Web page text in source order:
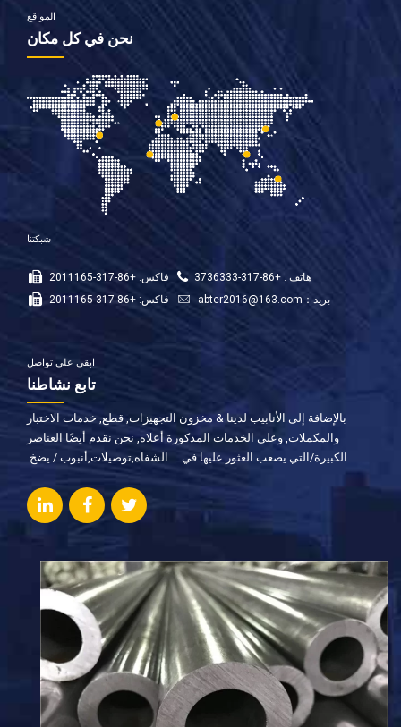
المواقع
نحن في كل مكان
شبكتنا
هاتف : +86-317-3736333
فاكس: +86-317-2011165
بريد： abter2016@163.com فاكس: +86-317-2011165
ابقى على تواصل
تابع نشاطنا
بالإضافة إلى الأنابيب لدينا & مخزون التجهيزات, قطع, خدمات الاختبار
والمكملات, وعلى الخدمات المذكورة أعلاه, نحن نقدم أيضًا العناصر
الكبيرة/التي يصعب العثور عليها في ... الشفاه,توصيلات,أنبوب / يضخ.